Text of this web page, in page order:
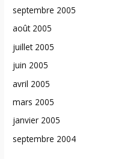
septembre 2005
août 2005
juillet 2005
juin 2005
avril 2005
mars 2005
janvier 2005
septembre 2004